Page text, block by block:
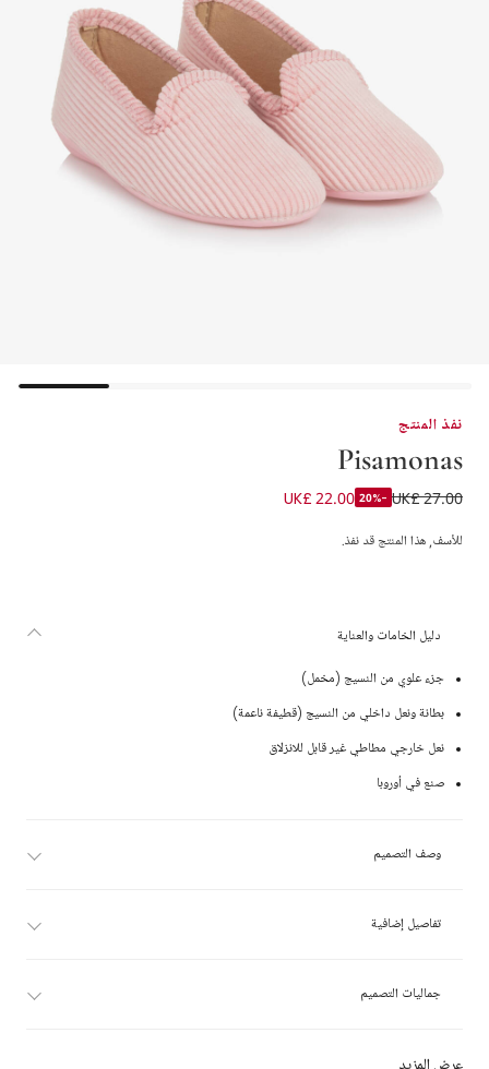
نفذ المنتج
Pisamonas
شبشب كوردروي لون زهري
UK£ 27.00
-20%
UK£ 22.00
للأسف, هذا المنتج قد نفذ.
دليل الخامات والعناية
جزء علوي من النسيج (مخمل)
بطانة ونعل داخلي من النسيج (قطيفة ناعمة)
نعل خارجي مطاطي غير قابل للانزلاق
صنع في أوروبا
وصف التصميم
تفاصيل إضافية
جماليات التصميم